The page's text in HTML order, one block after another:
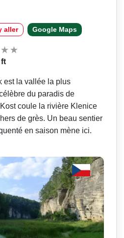
aller Google Maps
ft
est la vallée la plus
du paradis de
coule la rivière Klenice
de grès. Un beau sentier
en saison mène ici.